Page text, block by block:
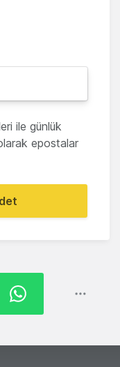
ile günlük
epostalar